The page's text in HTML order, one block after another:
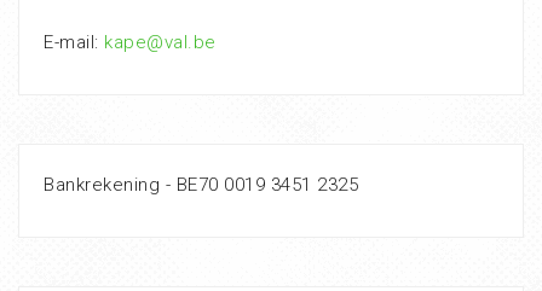
E-mail: kape@val.be
Bankrekening - BE70 0019 3451 2325